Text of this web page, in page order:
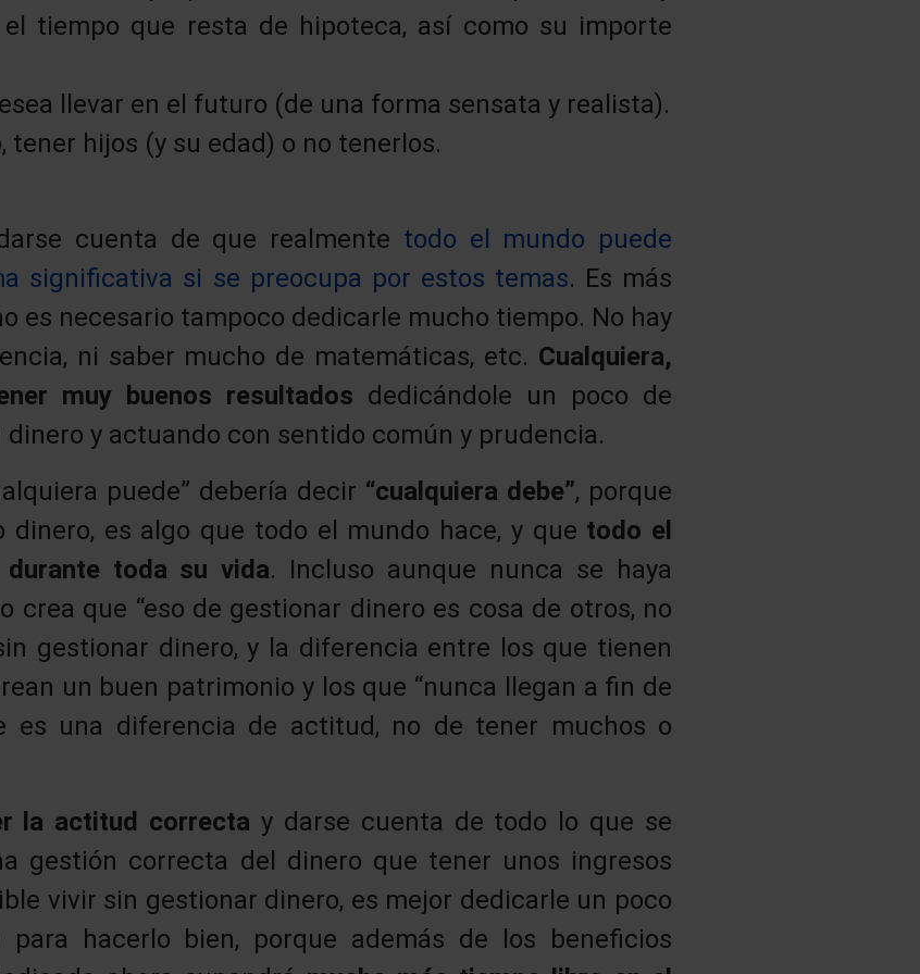
tiempo que resta de hipoteca, así como su importe
llevar en el futuro (de una forma sensata y realista).
tener hijos (y su edad) o no tenerlos.
cuenta de que realmente todo el mundo puede
significativa si se preocupa por estos temas. Es más
es necesario tampoco dedicarle mucho tiempo. No hay
ni saber mucho de matemáticas, etc. Cualquiera,
muy buenos resultados dedicándole un poco de
y actuando con sentido común y prudencia.
puede” debería decir “cualquiera debe”, porque
dinero, es algo que todo el mundo hace, y que todo el
toda su vida. Incluso aunque nunca se haya
crea que “eso de gestionar dinero es cosa de otros, no
gestionar dinero, y la diferencia entre los que tienen
un buen patrimonio y los que “nunca llegan a fin de
es una diferencia de actitud, no de tener muchos o
la actitud correcta y darse cuenta de todo lo que se
gestión correcta del dinero que tener unos ingresos
vivir sin gestionar dinero, es mejor dedicarle un poco
hacerlo bien, porque además de los beneficios